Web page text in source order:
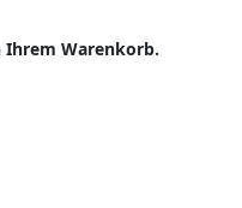
Ihrem Warenkorb.